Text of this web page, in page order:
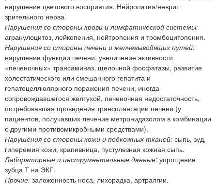
нарушение цветового восприятия. Нейропатия/неврит
зрительного нерва.
Нарушения со стороны крови и лимфатической системы:
агранулоцитоз, лейкопения, нейтропения и тромбоцитопения.
Нарушения со стороны печени и желчевыводящих путей:
нарушение функции печени, увеличение активности
«печеночных» трансаминаз, щелочной фосфатазы, развитие
холестатического или смешанного гепатита и
гепатоцеллюлярного поражения печени, иногда
сопровождавшегося желтухой, печеночная недостаточность,
потребовавшая проведения трансплантации печени (у
пациентов, получавших лечение метронидазолом в комбинации
с другими противомикробными средствами).
Нарушения со стороны кожи и подкожных тканей: сыпь, зуд,
гиперемия кожи, крапивница, пустулезная кожная сыпь.
Лабораторные и инструментальные данные: упрощение
зубца Т на ЭКГ.
Прочие: заложенность носа, лихорадка, артралгии.